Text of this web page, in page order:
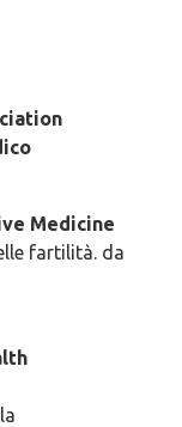
Medicine
fartilità. da